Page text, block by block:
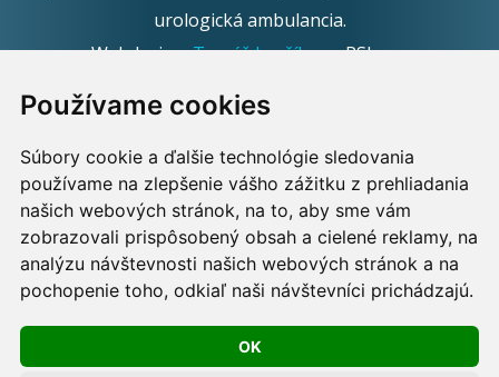
Používame cookies
Súbory cookie a ďalšie technológie sledovania
používame na zlepšenie vášho zážitku z prehliadania
našich webových stránok, na to, aby sme vám
zobrazovali prispôsobený obsah a cielené reklamy, na
analýzu návštevnosti našich webových stránok a na
pochopenie toho, odkiaľ naši návštevníci prichádzajú.
OK
urologická ambulancia.
Webdesign:Tomáš Levčíkpre RSbros.
Informačná povinnosť -Ochrana osobných údajov v
podmienkach prevádzkovateľa.
Používame cookies -nastavenie cookies.
Skopírovaním textu alebo časti textu z akejkoľvek
stránky tohto webu a jeho umiestnením na iný web
porušíte práva MUDr. Romana Sokola, PhD., MPH, ako
aj práva ďalších osôb zúčastnených na tvorbe obsahu